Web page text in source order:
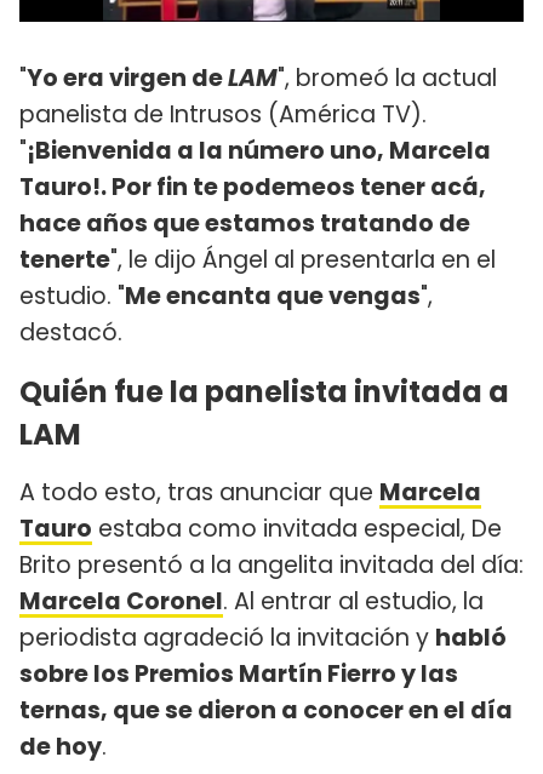
"Yo era virgen deLAM", bromeó la actual
panelista de Intrusos (América TV).
"¡Bienvenida a la número uno, Marcela
Tauro!. Por fin te podemeos tener acá,
hace años que estamos tratando de
tenerte", le dijo Ángel al presentarla en el
estudio. "Me encanta que vengas",
destacó.
Quién fue la panelista invitada a
LAM
A todo esto, tras anunciar que Marcela
Tauro estaba como invitada especial, De
Brito presentó a la angelita invitada del día:
Marcela Coronel. Al entrar al estudio, la
periodista agradeció la invitación y habló
sobre los Premios Martín Fierro y las
ternas, que se dieron a conocer en el día
de hoy.